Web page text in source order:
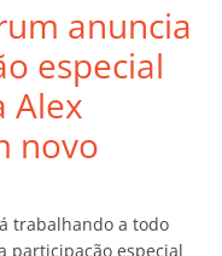
anuncia
especial
Alex
novo
trabalhando a todo
participação especial